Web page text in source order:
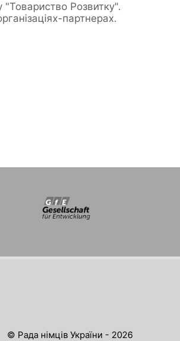
"Товариство Розвитку".
партнерах.
© Рада німців України - 2026